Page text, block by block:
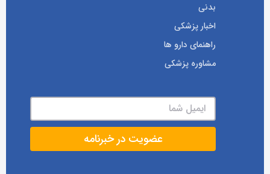
بدنی
اخبار پزشکی
راهنمای دارو ها
مشاوره پزشکی